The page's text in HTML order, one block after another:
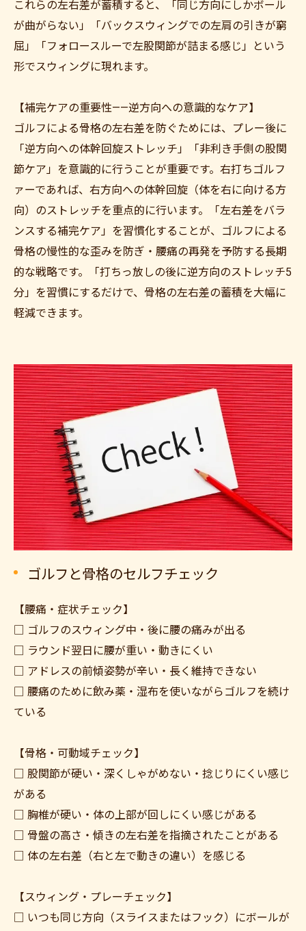
これらの左右差が蓄積すると、「同じ方向にしかボール
が曲がらない」「バックスウィングでの左肩の引きが窮
屈」「フォロースルーで左股関節が詰まる感じ」という
形でスウィングに現れます。
【補完ケアの重要性——逆方向への意識的なケア】
ゴルフによる骨格の左右差を防ぐためには、プレー後に
「逆方向への体幹回旋ストレッチ」「非利き手側の股関
節ケア」を意識的に行うことが重要です。右打ちゴルフ
ァーであれば、右方向への体幹回旋（体を右に向ける方
向）のストレッチを重点的に行います。「左右差をバラ
ンスする補完ケア」を習慣化することが、ゴルフによる
骨格の慢性的な歪みを防ぎ・腰痛の再発を予防する長期
的な戦略です。「打ちっ放しの後に逆方向のストレッチ5
分」を習慣にするだけで、骨格の左右差の蓄積を大幅に
軽減できます。
ゴルフと骨格のセルフチェック
【腰痛・症状チェック】
□ ゴルフのスウィング中・後に腰の痛みが出る
□ ラウンド翌日に腰が重い・動きにくい
□ アドレスの前傾姿勢が辛い・長く維持できない
□ 腰痛のために飲み薬・湿布を使いながらゴルフを続け
ている
【骨格・可動域チェック】
□ 股関節が硬い・深くしゃがめない・捻じりにくい感じ
がある
□ 胸椎が硬い・体の上部が回しにくい感じがある
□ 骨盤の高さ・傾きの左右差を指摘されたことがある
□ 体の左右差（右と左で動きの違い）を感じる
【スウィング・プレーチェック】
□ いつも同じ方向（スライスまたはフック）にボールが
ご予約はこちら